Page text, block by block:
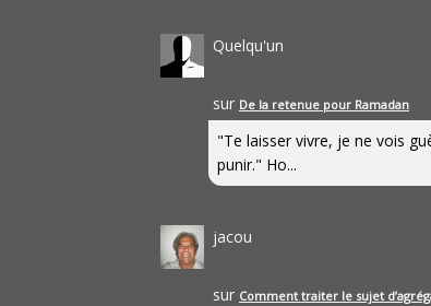
Quelqu'un
sur De la retenue pour Ramadan
"Te laisser vivre, je ne vois
punir." Ho...
jacou
sur Comment traiter le sujet